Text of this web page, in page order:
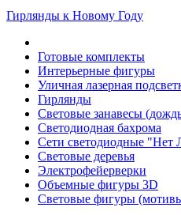
Гирлянды к Новому Году
Готовые комплекты
Интерьерные фигуры
Уличная лазерная
Гирлянды
Световые занавесы
Светодиодная бахрома
Сети светодиодные "Нет
Световые деревья
Электрофейерверки
Объемные фигуры 3D
Световые фигуры